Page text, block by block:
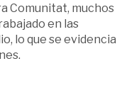
Comunitat, muchos
en las
lo que se evidencia